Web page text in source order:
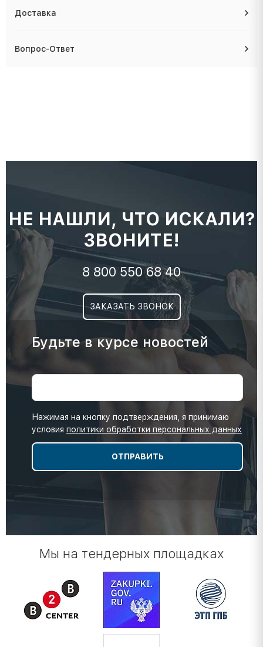
Доставка
Вопрос-Ответ
НЕ НАШЛИ, ЧТО ИСКАЛИ?
ЗВОНИТЕ!
8 800 550 68 40
ЗАКАЗАТЬ ЗВОНОК
Будьте в курсе новостей
Нажимая на кнопку подтверждения, я принимаю
условия политики обработки персональных данных
Мы на тендерных площадках